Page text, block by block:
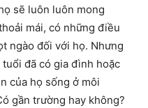
sẽ luôn luôn mong
mái, có những điều
ngào đối với họ. Nhưng
đã có gia đình hoặc
của họ sống ở môi
gần trường hay không?